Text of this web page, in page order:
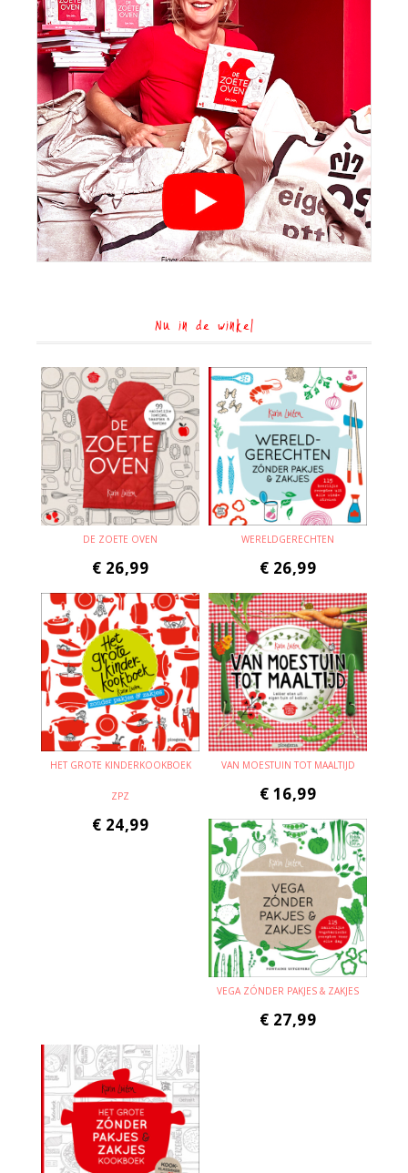
Nu in de winkel
DE ZOETE OVEN
€ 26,99
WERELDGERECHTEN
€ 26,99
HET GROTE KINDERKOOKBOEK
ZPZ
€ 24,99
VAN MOESTUIN TOT MAALTIJD
€ 16,99
VEGA ZÓNDER PAKJES & ZAKJES
€ 27,99